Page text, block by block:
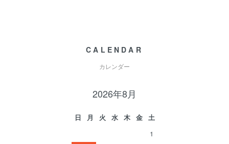
CALENDAR
カレンダー
2026年8月
日 月 火 水 木 金
土
1